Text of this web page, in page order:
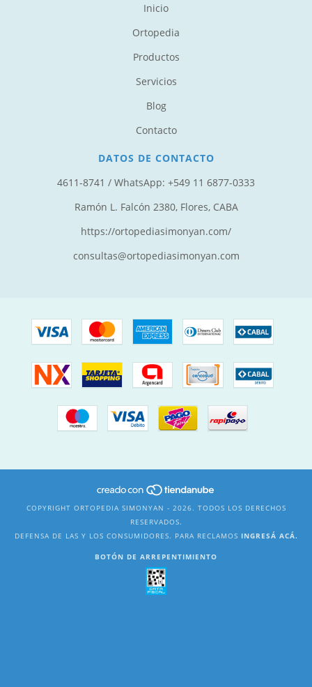
Inicio
Ortopedia
Productos
Servicios
Blog
Contacto
DATOS DE CONTACTO
4611-8741 / WhatsApp: +549 11 6877-0333‬
Ramón L. Falcón 2380, Flores, CABA
https://ortopediasimonyan.com/
consultas@ortopediasimonyan.com
COPYRIGHT ORTOPEDIA SIMONYAN - 2026. TODOS LOS DERECHOS
RESERVADOS.
DEFENSA DE LAS Y LOS CONSUMIDORES. PARA RECLAMOS INGRESÁ ACÁ.
BOTÓN DE ARREPENTIMIENTO